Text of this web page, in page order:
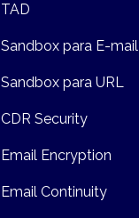
TAD
Sandbox para E-mail
Sandbox para URL
CDR Security
Email Encryption
Email Continuity